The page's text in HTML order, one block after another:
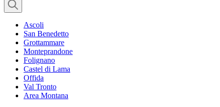
Ascoli
San Benedetto
Grottammare
Monteprandone
Folignano
Castel di Lama
Offida
Val Tronto
Area Montana